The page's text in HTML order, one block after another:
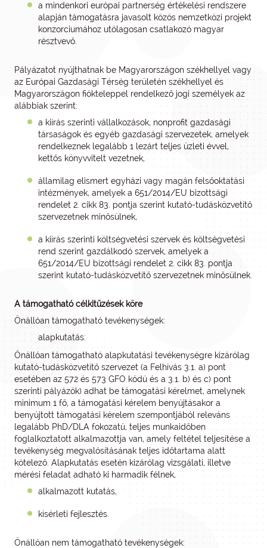
a mindenkori európai partnerség értékelési rendszere
alapján támogatásra javasolt közös nemzetközi projekt
konzorciumához utólagosan csatlakozó magyar
résztvevő.
Pályázatot nyújthatnak be Magyarországon székhellyel vagy
az Európai Gazdasági Térség területén székhellyel és
Magyarországon fiókteleppel rendelkező jogi személyek az
alábbiak szerint:
a kiírás szerinti vállalkozások, nonprofit gazdasági
társaságok és egyéb gazdasági szervezetek, amelyek
rendelkeznek legalább 1 lezárt teljes üzleti évvel,
kettős könyvvitelt vezetnek,
államilag elismert egyházi vagy magán felsőoktatási
intézmények, amelyek a 651/2014/EU bizottsági
rendelet 2. cikk 83. pontja szerint kutató-tudásközvetítő
szervezetnek minősülnek,
a kiírás szerinti költségvetési szervek és költségvetési
rend szerint gazdálkodó szervek, amelyek a
651/2014/EU bizottsági rendelet 2. cikk 83. pontja
szerint kutató-tudásközvetítő szervezetnek minősülnek.
A támogatható célkitűzések köre
Önállóan támogatható tevékenységek:
alapkutatás:
Önállóan támogatható alapkutatási tevékenységre kizárólag
kutató-tudásközvetítő szervezet (a Felhívás 3.1. a) pont
esetében az 572 és 573 GFO kódú és a 3.1. b) és c) pont
szerinti pályázók) adhat be támogatási kérelmet, amelynek
minimum 1 fő, a támogatási kérelem benyújtásakor a
benyújtott támogatási kérelem szempontjából releváns
legalább PhD/DLA fokozatú, teljes munkaidőben
foglalkoztatott alkalmazottja van, amely feltétel teljesítése a
tevékenység megvalósításának teljes időtartama alatt
kötelező. Alapkutatás esetén kizárólag vizsgálati, illetve
mérési feladat adható ki harmadik félnek,
alkalmazott kutatás,
kísérleti fejlesztés.
Önállóan nem támogatható tevékenységek: